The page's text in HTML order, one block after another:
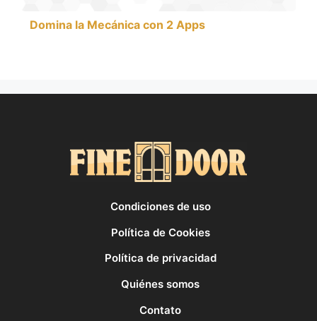
Domina la Mecánica con 2 Apps
Condiciones de uso
Política de Cookies
Política de privacidad
Quiénes somos
Contato